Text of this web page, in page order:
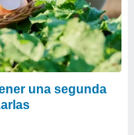
una segunda